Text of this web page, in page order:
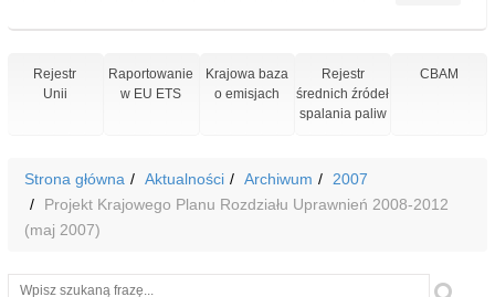
Rejestr
Unii
Raportowanie
w EU ETS
Krajowa baza
o emisjach
Rejestr
średnich źródeł
spalania paliw
CBAM
Strona główna Aktualności Archiwum
2007
Projekt Krajowego Planu Rozdziału Uprawnień 2008-2012
(maj 2007)
Wyszukiwarka